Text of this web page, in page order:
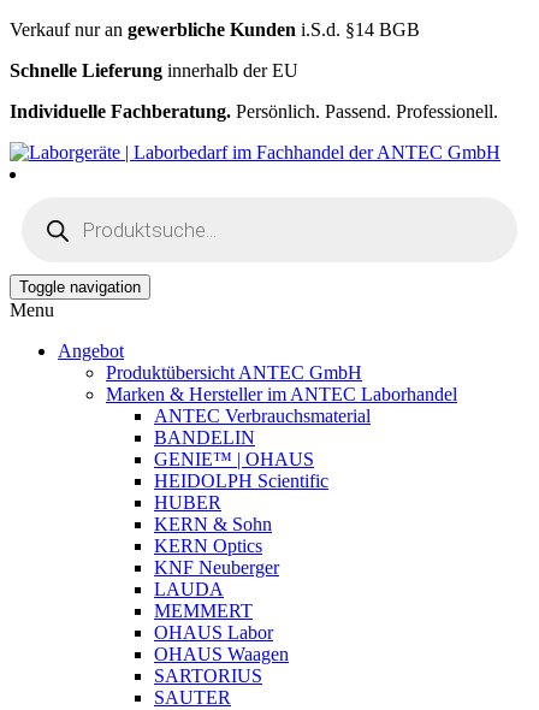
Verkauf nur an gewerbliche Kunden i.S.d. §14 BGB
Schnelle Lieferung innerhalb der EU
Individuelle Fachberatung. Persönlich. Passend. Professionell.
search
Toggle navigation
Menu
Angebot
Produktübersicht ANTEC GmbH
Marken & Hersteller im ANTEC Laborhandel
ANTEC Verbrauchsmaterial
BANDELIN
GENIE™ | OHAUS
HEIDOLPH Scientific
HUBER
KERN & Sohn
KERN Optics
KNF Neuberger
LAUDA
MEMMERT
OHAUS Labor
OHAUS Waagen
SARTORIUS
SAUTER